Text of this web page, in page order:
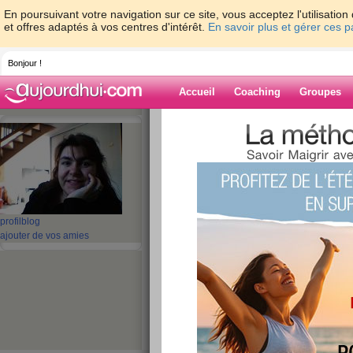
En poursuivant votre navigation sur ce site, vous acceptez
et offres adaptés à vos centres d'intérêt. En savoir plus et gérer ces
Bonjour !
Accueil Coaching Groupes
profil blog
ajouter de vos amies
> > bonne
Blog de
bonne nuit !!